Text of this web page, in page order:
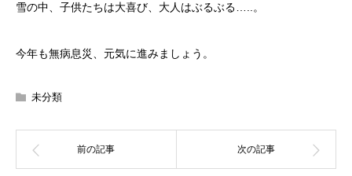
雪の中、子供たちは大喜び、大人はぶるぶる…..。
今年も無病息災、元気に進みましょう。
未分類